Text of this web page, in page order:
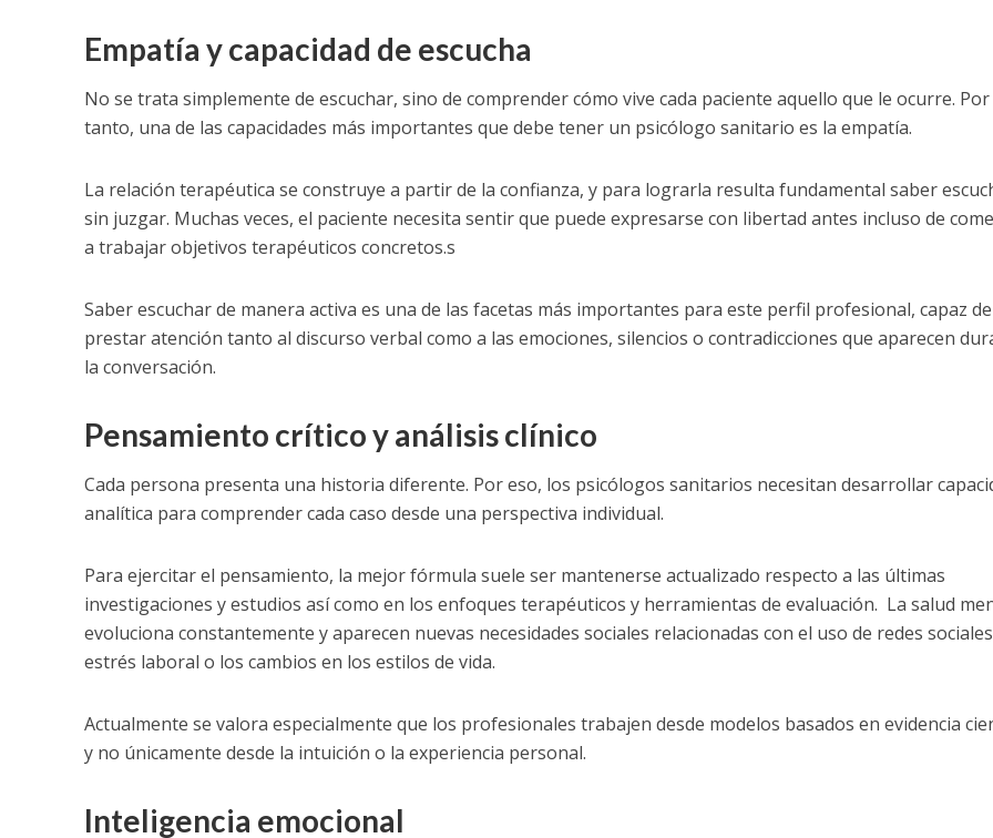
Empatía y capacidad de escucha
No se trata simplemente de escuchar, sino de comprender cómo vive cada paciente aquello que le ocurre. Por
tanto, una de las capacidades más importantes que debe tener un psicólogo sanitario es la empatía.
La relación terapéutica se construye a partir de la confianza, y para lograrla resulta fundamental saber
sin juzgar. Muchas veces, el paciente necesita sentir que puede expresarse con libertad antes incluso de
a trabajar objetivos terapéuticos concretos.s
Saber escuchar de manera activa es una de las facetas más importantes para este perfil profesional, capaz de
prestar atención tanto al discurso verbal como a las emociones, silencios o contradicciones que aparecen
la conversación.
Pensamiento crítico y análisis clínico
Cada persona presenta una historia diferente. Por eso, los psicólogos sanitarios necesitan desarrollar
analítica para comprender cada caso desde una perspectiva individual.
Para ejercitar el pensamiento, la mejor fórmula suele ser mantenerse actualizado respecto a las últimas
investigaciones y estudios así como en los enfoques terapéuticos y herramientas de evaluación. La salud
evoluciona constantemente y aparecen nuevas necesidades sociales relacionadas con el uso de redes
estrés laboral o los cambios en los estilos de vida.
Actualmente se valora especialmente que los profesionales trabajen desde modelos basados en evidencia
y no únicamente desde la intuición o la experiencia personal.
Inteligencia emocional